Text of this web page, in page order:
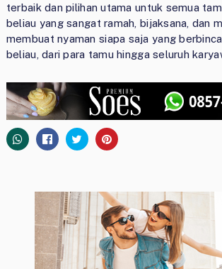
terbaik dan pilihan utama untuk semua
beliau yang sangat ramah, bijaksana, dan
membuat nyaman siapa saja yang
beliau, dari para tamu hingga seluruh